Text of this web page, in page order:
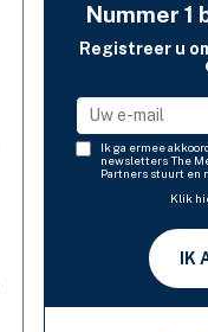
Nummer 1
Registreer u
Ik ga ermee
newsletters The
Partners stuurt en
Klik
IK